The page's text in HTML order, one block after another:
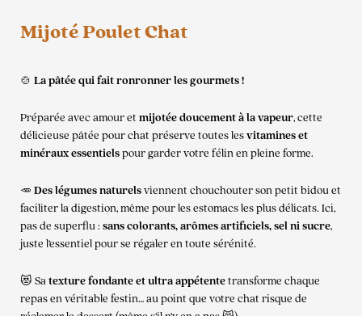
Mijoté Poulet Chat
🍲 La pâtée qui fait ronronner les gourmets !
Préparée avec amour et mijotée doucement à la vapeur, cette
délicieuse pâtée pour chat préserve toutes lesvitamines et
minéraux essentielspour garder votre félin en pleine forme.
🥕 Des légumes naturelsviennent chouchouter son petit bidou et
faciliter la digestion, même pour les estomacs les plus délicats. Ici,
pas de superflu : sans colorants, arômes artificiels, sel ni sucre,
juste l’essentiel pour se régaler en toute sérénité.
😻 Satexture fondante et ultra appétentetransforme chaque
repas en véritable festin… au point que votre chat risque de